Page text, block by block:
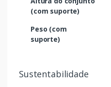
(com suporte)
Peso (com
suporte)
Sustentabilidade